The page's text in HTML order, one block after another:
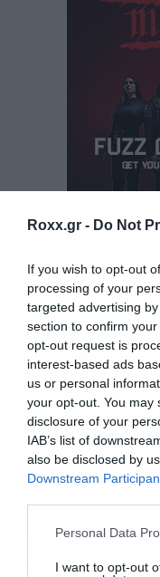
Roxx.gr - Do Not
If you wish to opt-out
processing of your
targeted advertising
section to confirm
opt-out request is
interest-based ads
us or personal
your opt-out. You may
disclosure of your
IAB’s list of
also be disclosed by
Downstream
Please note that this
not limited to your
Personal Data
I want to opt-out
Η Daily Mail
δημοσιογραφία
του στους
μάλιστα και με
βλέπει συχνά να
διαμέρισμα στο
κοστίζει πάνω
ο τραγουδιστής
πάρει διαζύγιο,
MUSIC